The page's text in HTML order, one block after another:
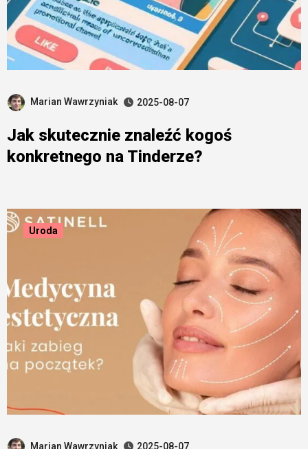
Marian Wawrzyniak 2025-08-07
Jak skutecznie znaleźć kogoś
konkretnego na Tinderze?
Uroda
Marian Wawrzyniak 2025-08-07